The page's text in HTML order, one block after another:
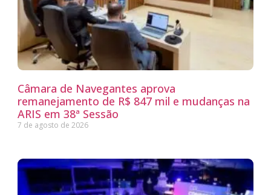
Câmara de Navegantes aprova
remanejamento de R$ 847 mil e mudanças na
ARIS em 38ª Sessão
7 de agosto de 2026